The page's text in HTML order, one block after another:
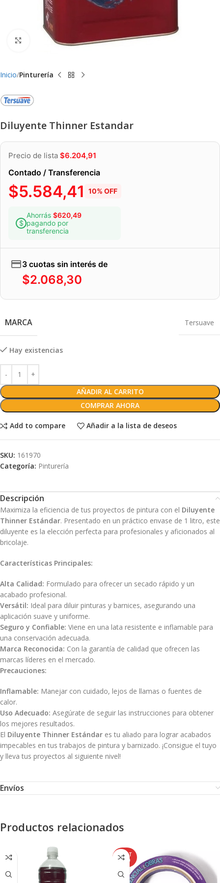
Clic para ampliar
Inicio Pinturería
Diluyente Thinner Estandar
Precio de lista $6.204,91
Contado / Transferencia
$5.584,41 10% OFF
Ahorrás $620,49
pagando por
transferencia
3 cuotas sin interés de
$2.068,30
MARCA Tersuave
Hay existencias
AÑADIR AL CARRITO
COMPRAR AHORA
Add to compare Añadir a la lista de deseos
SKU: 161970
Categoría: Pinturería
Descripción
Maximiza la eficiencia de tus proyectos de pintura con el Diluyente
Thinner Estándar. Presentado en un práctico envase de 1 litro, este
diluyente es la elección perfecta para profesionales y aficionados al
bricolaje.
Características Principales:
Alta Calidad: Formulado para ofrecer un secado rápido y un
acabado profesional.
Versátil: Ideal para diluir pinturas y barnices, asegurando una
aplicación suave y uniforme.
Seguro y Confiable: Viene en una lata resistente e inflamable para
una conservación adecuada.
Marca Reconocida: Con la garantía de calidad que ofrecen las
marcas líderes en el mercado.
Precauciones:
Inflamable: Manejar con cuidado, lejos de llamas o fuentes de
calor.
Uso Adecuado: Asegúrate de seguir las instrucciones para obtener
los mejores resultados.
El Diluyente Thinner Estándar es tu aliado para lograr acabados
impecables en tus trabajos de pintura y barnizado. ¡Consigue el tuyo
y lleva tus proyectos al siguiente nivel!
Envíos
Productos relacionados
AGOT
ADO